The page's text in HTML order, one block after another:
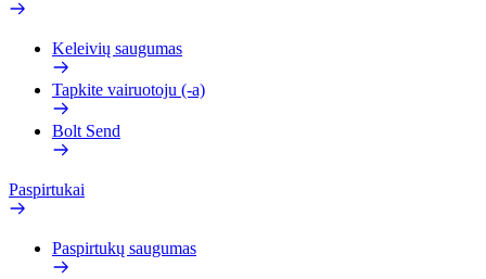
Keleivių saugumas
Tapkite vairuotoju (-a)
Bolt Send
Paspirtukai
Paspirtukų saugumas